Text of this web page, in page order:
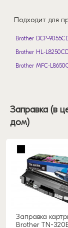
Подходит для
Brother DCP-
Brother HL-
Brother MFC-
Заправка (в
дом)
Заправка
Brother TN-